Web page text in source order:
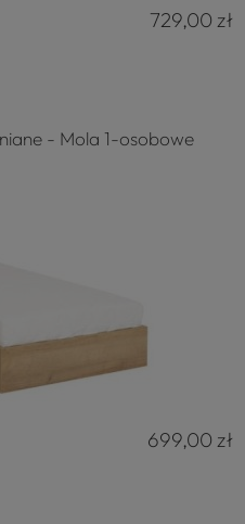
729,00 zł
- Mola 1-osobowe
699,00 zł